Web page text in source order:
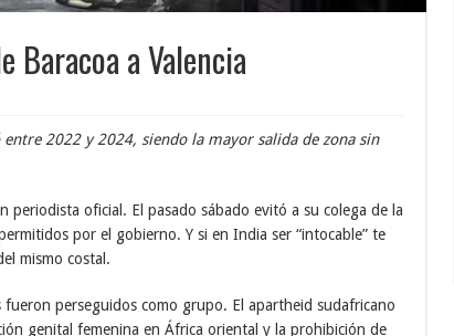
Baracoa a Valencia
2022 y 2024, siendo la mayor salida de zona sin
periodista oficial. El pasado sábado evitó a su colega de la
por el gobierno. Y si en India ser “intocable” te
mismo costal.
fueron perseguidos como grupo. El apartheid sudafricano
genital femenina en África oriental y la prohibición de